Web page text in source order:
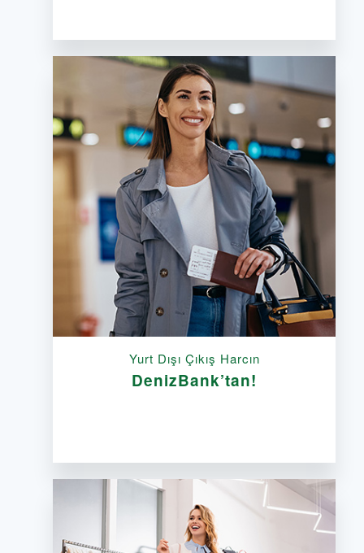
Yurt Dışı Çıkış Harcın
DenizBank’tan!